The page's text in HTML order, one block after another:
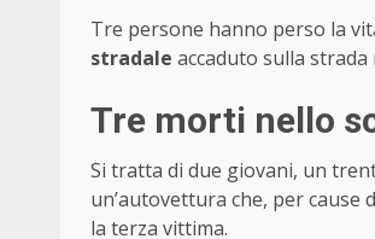
Tre persone hanno perso la
stradale accaduto sulla strada
Tre morti nello
Si tratta di due giovani, un
un’autovettura che, per cause
la terza vittima.